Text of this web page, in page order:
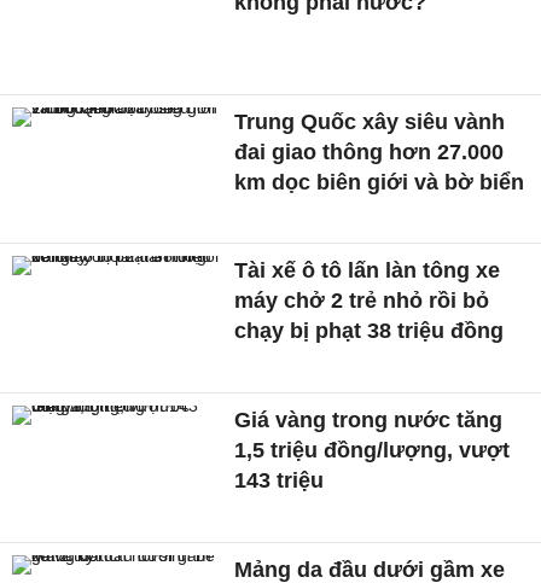
Trung Quốc xây siêu vành
đai giao thông hơn 27.000
km dọc biên giới và bờ biển
Tài xế ô tô lấn làn tông xe
máy chở 2 trẻ nhỏ rồi bỏ
chạy bị phạt 38 triệu đồng
Giá vàng trong nước tăng
1,5 triệu đồng/lượng, vượt
143 triệu
Mảng da đầu dưới gầm xe